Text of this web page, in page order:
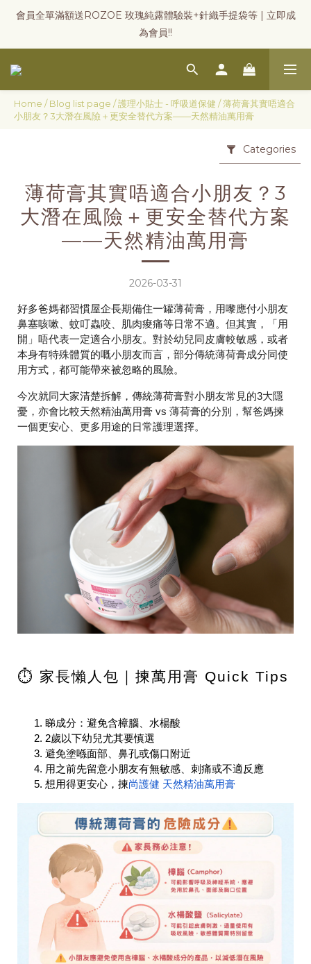
會員全單滿額送ROZOE 玫瑰純露體驗裝+針織手提袋等 | 立即成
為會員!!
Home /Blog list page /護理小貼士 - 呼吸道保健 /薄荷膏其實唔適合
小朋友？3大潛在風險＋更安全替代方案——天然精油萬用膏
Categories
薄荷膏其實唔適合小朋友？3
大潛在風險＋更安全替代方案
——天然精油萬用膏
2026-03-31
好多爸媽都習慣屋企長期備住一罐薄荷膏，用嚟應付小朋友
鼻塞咳嗽、蚊叮蟲咬、肌肉痠痛等日常不適。但其實，「用
開」唔代表一定適合小朋友。對於幼兒同皮膚較敏感，或者
本身有特殊體質的嘅小朋友而言，部分傳統薄荷膏成分同使
用方式，都可能帶來被忽略的風險。
今次就同大家清楚拆解，傳統薄荷膏對小朋友常見的3大隱
憂，亦會比較天然精油萬用膏 vs 薄荷膏的分別，幫爸媽揀
一個更安心、更多用途的日常護理選擇。
⏱️ 家長懶人包｜揀萬用膏 Quick Tips
睇成分：避免含樟腦、水楊酸
2歲以下幼兒尤其要慎選
避免塗喺面部、鼻孔或傷口附近
用之前先留意小朋友有無敏感、刺痛或不適反應
想用得更安心，揀尚護健 天然精油萬用膏